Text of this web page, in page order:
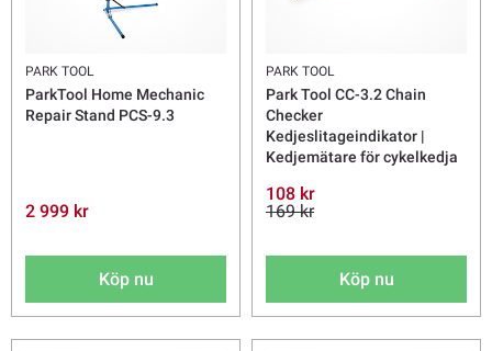
PARK TOOL
ParkTool Home Mechanic
Repair Stand PCS-9.3
2 999 kr
Köp nu
PARK TOOL
Park Tool CC-3.2 Chain
Checker
Kedjeslitageindikator |
Kedjemätare för cykelkedja
108 kr
169 kr
Köp nu